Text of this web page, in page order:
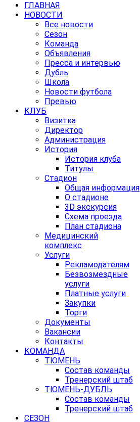
ГЛАВНАЯ
НОВОСТИ
Все новости
Сезон
Команда
Объявления
Пресса и интервью
Дубль
Школа
Новости футбола
Превью
КЛУБ
Визитка
Директор
Администрация
История
История клуба
Титулы
Стадион
Общая информация
О стадионе
3D экскурсия
Схема проезда
План стадиона
Медицинский
комплекс
Услуги
Рекламодателям
Безвозмездные
услуги
Платные услуги
Закупки
Торги
Документы
Вакансии
Контакты
КОМАНДА
ТЮМЕНЬ
Состав команды
Тренерский штаб
ТЮМЕНЬ-ДУБЛЬ
Состав команды
Тренерский штаб
СЕЗОН